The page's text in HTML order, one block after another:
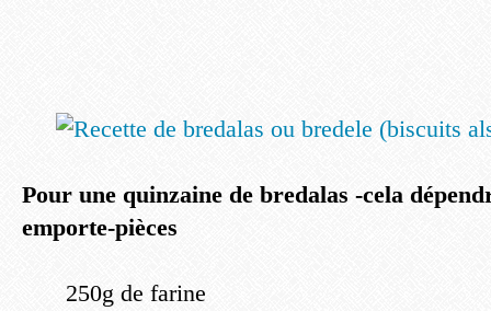
Pour une quinzaine de bredalas -cela
emporte-pièces
250g de farine